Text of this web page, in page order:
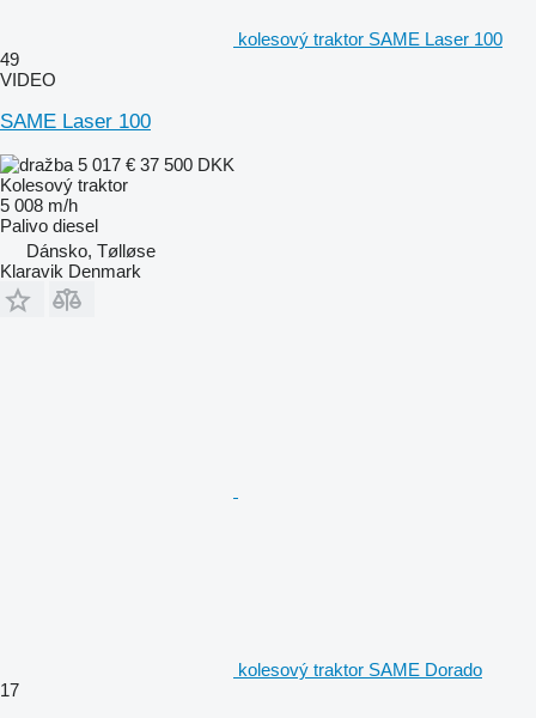
kolesový traktor SAME Laser 100
49
VIDEO
SAME Laser 100
5 017 € 37 500 DKK
Kolesový traktor
5 008 m/h
Palivo diesel
Dánsko, Tølløse
Klaravik Denmark
kolesový traktor SAME Dorado
17